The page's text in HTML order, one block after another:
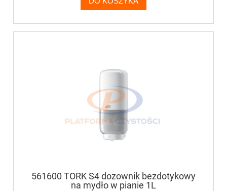
561600 TORK S4 dozownik bezdotykowy
na mydło w pianie 1L